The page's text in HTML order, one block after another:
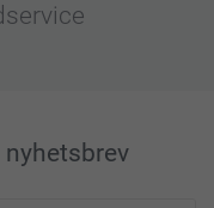
nyhetsbrev